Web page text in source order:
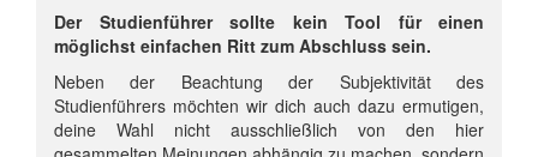
Der Studienführer sollte kein Tool für einen
möglichst einfachen Ritt zum Abschluss sein.
Neben der Beachtung der Subjektivität des
Studienführers möchten wir dich auch dazu ermutigen,
deine Wahl nicht ausschließlich von den hier